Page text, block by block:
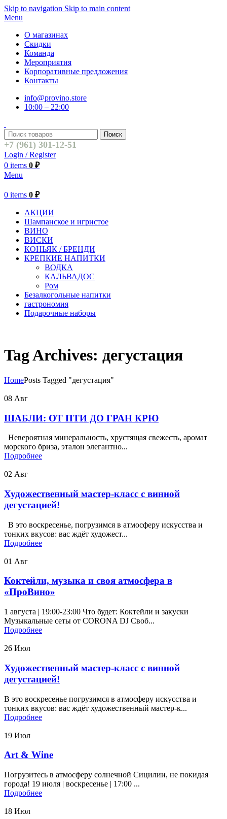
Skip to navigation Skip to main content
Menu
О магазинах
Скидки
Команда
Мероприятия
Корпоративные предложения
Контакты
info@provino.store
10:00 – 22:00
Поиск
+7 (961) 301-12-51
Login / Register
0 items 0 ₽
Menu
0 items 0 ₽
АКЦИИ
Шампанское и игристое
ВИНО
ВИСКИ
КОНЬЯК / БРЕНДИ
КРЕПКИЕ НАПИТКИ
ВОДКА
КАЛЬВАДОС
Ром
Безалкогольные напитки
гастрономия
Подарочные наборы
Tag Archives: дегустация
HomePosts Tagged "дегустация"
08 Авг
ШАБЛИ: ОТ ПТИ ДО ГРАН КРЮ
Невероятная минеральность, хрустящая свежесть, аромат
морского бриза, эталон элегантно...
Подробнее
02 Авг
Художественный мастер-класс с винной
дегустацией!
В это воскресенье, погрузимся в атмосферу искусства и
тонких вкусов: вас ждёт художест...
Подробнее
01 Авг
Коктейли, музыка и своя атмосфера в
«ПроВино»
1 августа | 19:00-23:00 Что будет: Коктейли и закуски
Музыкальные сеты от CORONA DJ Своб...
Подробнее
26 Июл
Художественный мастер-класс с винной
дегустацией!
В это воскресенье погрузимся в атмосферу искусства и
тонких вкусов: вас ждёт художественный мастер‑к...
Подробнее
19 Июл
Art & Wine
Погрузитесь в атмосферу солнечной Сицилии, не покидая
города! 19 июля | воскресенье | 17:00 ...
Подробнее
18 Июл